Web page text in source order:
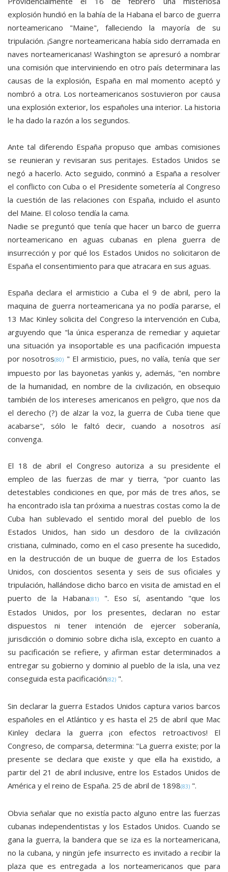
explosión hundió en la bahía de la Habana el barco de guerra
norteamericano "Maine", falleciendo la mayoría de su
tripulación. ¡Sangre norteamericana había sido derramada en
naves norteamericanas! Washington se apresuró a nombrar
una comisión que interviniendo en otro país determinara las
causas de la explosión, España en mal momento aceptó y
nombró a otra. Los norteamericanos sostuvieron por causa
una explosión exterior, los españoles una interior. La historia
le ha dado la razón a los segundos.
Ante tal diferendo España propuso que ambas comisiones
se reunieran y revisaran sus peritajes. Estados Unidos se
negó a hacerlo. Acto seguido, conminó a España a resolver
el conflicto con Cuba o el Presidente sometería al Congreso
la cuestión de las relaciones con España, incluido el asunto
del Maine. El coloso tendía la cama.
Nadie se preguntó que tenía que hacer un barco de guerra
norteamericano en aguas cubanas en plena guerra de
insurrección y por qué los Estados Unidos no solicitaron de
España el consentimiento para que atracara en sus aguas.
España declara el armisticio a Cuba el 9 de abril, pero la
maquina de guerra norteamericana ya no podía pararse, el
13 Mac Kinley solicita del Congreso la intervención en Cuba,
arguyendo que "la única esperanza de remediar y aquietar
una situación ya insoportable es una pacificación impuesta
por nosotros(80) " El armisticio, pues, no valía, tenía que ser
impuesto por las bayonetas yankis y, además, "en nombre
de la humanidad, en nombre de la civilización, en obsequio
también de los intereses americanos en peligro, que nos da
el derecho (?) de alzar la voz, la guerra de Cuba tiene que
acabarse", sólo le faltó decir, cuando a nosotros así
convenga.
El 18 de abril el Congreso autoriza a su presidente el
empleo de las fuerzas de mar y tierra, "por cuanto las
detestables condiciones en que, por más de tres años, se
ha encontrado isla tan próxima a nuestras costas como la de
Cuba han sublevado el sentido moral del pueblo de los
Estados Unidos, han sido un desdoro de la civilización
cristiana, culminado, como en el caso presente ha sucedido,
en la destrucción de un buque de guerra de los Estados
Unidos, con doscientos sesenta y seis de sus oficiales y
tripulación, hallándose dicho barco en visita de amistad en el
puerto de la Habana(81)
". Eso sí, asentando "que los
Estados Unidos, por los presentes, declaran no estar
dispuestos ni tener intención de ejercer soberanía,
jurisdicción o dominio sobre dicha isla, excepto en cuanto a
su pacificación se refiere, y afirman estar determinados a
entregar su gobierno y dominio al pueblo de la isla, una vez
conseguida esta pacificación(82) ".
Sin declarar la guerra Estados Unidos captura varios barcos
españoles en el Atlántico y es hasta el 25 de abril que Mac
Kinley declara la guerra ¡con efectos retroactivos! El
Congreso, de comparsa, determina: "La guerra existe; por la
presente se declara que existe y que ella ha existido, a
partir del 21 de abril inclusive, entre los Estados Unidos de
América y el reino de España. 25 de abril de 1898(83) ".
Obvia señalar que no existía pacto alguno entre las fuerzas
cubanas independentistas y los Estados Unidos. Cuando se
gana la guerra, la bandera que se iza es la norteamericana,
no la cubana, y ningún jefe insurrecto es invitado a recibir la
plaza que es entregada a los norteamericanos que para